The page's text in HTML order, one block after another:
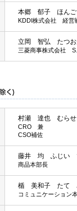
本郷 郁子 ほん
KDDI株式会社 経営
立岡 智弘 たつ
三菱商事株式会社
村瀬 達也 むら
CRO 兼
CSO補佐
藤井 均 ふじい
商品本部長
楯 美和子 たて
コミュニケーション